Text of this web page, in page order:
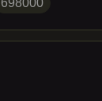
Minimum Price
Maximum Price